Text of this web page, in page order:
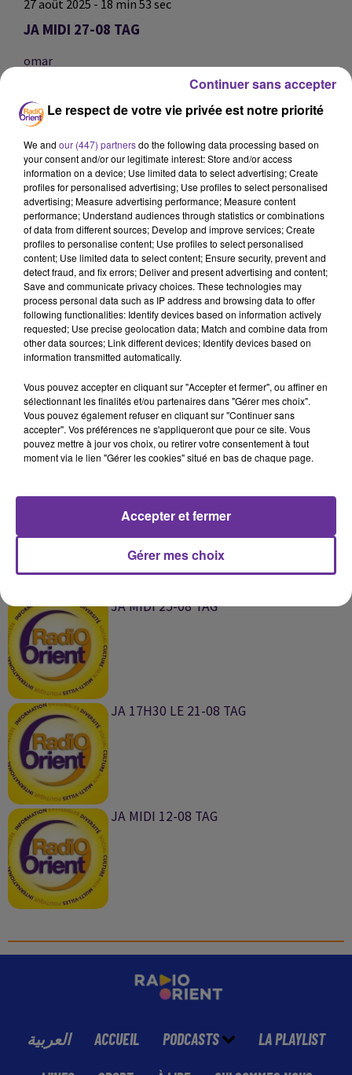
27 août 2025 - 18 min 53 sec
JA MIDI 27-08 TAG
omar
JA MIDI 27-08 TAG
0:00 18 min 53 sec
SUR LE MÊME SUJET
JA 17H30 LE 29-08 TAG
JA MIDI 26-08 TAG
JA MIDI 25-08 TAG
JA 17H30 LE 21-08 TAG
JA MIDI 12-08 TAG
العربية ACCUEIL PODCASTS LA PLAYLIST
Le respect de votre vie privée est notre priorité
We and our (447) partnersdo the following data processing based on
your consent and/or our legitimate interest: Store and/or access
information on a device; Use limited data to select advertising; Create
profiles for personalised advertising; Use profiles to select personalised
advertising; Measure advertising performance; Measure content
performance; Understand audiences through statistics or combinations
of data from different sources; Develop and improve services; Create
profiles to personalise content; Use profiles to select personalised
content; Use limited data to select content; Ensure security, prevent and
detect fraud, and fix errors; Deliver and present advertising and content;
Save and communicate privacy choices. These technologies may
process personal data such as IP address and browsing data to offer
following functionalities: Identify devices based on information actively
requested; Use precise geolocation data; Match and combine data from
other data sources; Link different devices; Identify devices based on
information transmitted automatically.
Vous pouvez accepter en cliquant sur "Accepter et fermer", ou affiner en
sélectionnant les finalités et/ou partenaires dans "Gérer mes choix".
Vous pouvez également refuser en cliquant sur "Continuer sans
accepter". Vos préférences ne s'appliqueront que pour ce site. Vous
pouvez mettre à jour vos choix, ou retirer votre consentement à tout
moment via le lien "Gérer les cookies" situé en bas de chaque page.
Gérer mes choix
Accepter et fermer
Continuer sans accepter